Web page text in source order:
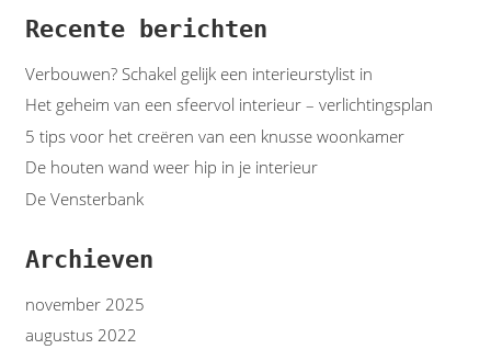
Recente berichten
Verbouwen? Schakel gelijk een interieurstylist in
Het geheim van een sfeervol interieur – verlichtingsplan
5 tips voor het creëren van een knusse woonkamer
De houten wand weer hip in je interieur
De Vensterbank
Archieven
november 2025
augustus 2022